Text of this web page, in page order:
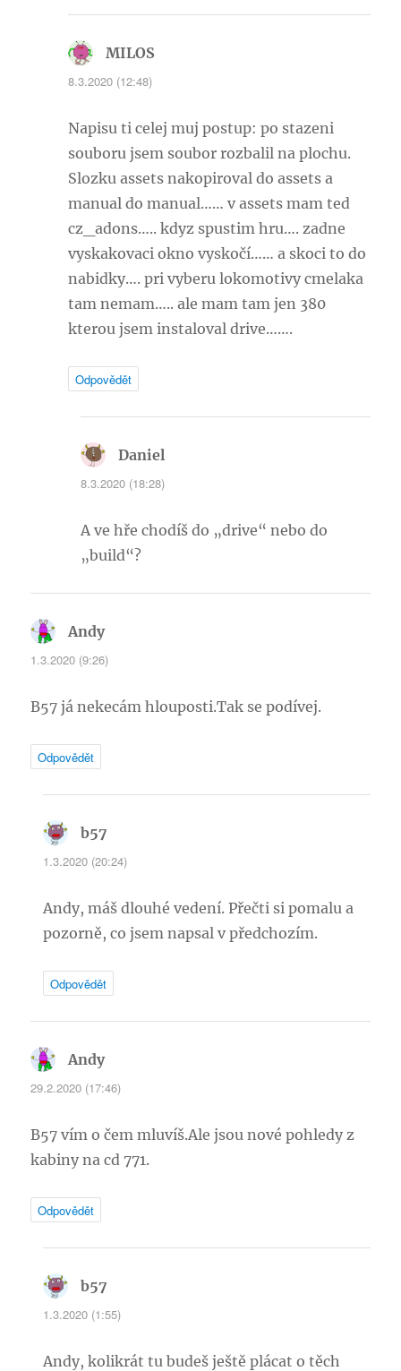
MILOS
8.3.2020 (12:48)
Napisu ti celej muj postup: po stazeni
souboru jsem soubor rozbalil na plochu.
Slozku assets nakopiroval do assets a
manual do manual…… v assets mam ted
cz_adons….. kdyz spustim hru…. zadne
vyskakovaci okno vyskočí…… a skoci to do
nabidky…. pri vyberu lokomotivy cmelaka
tam nemam….. ale mam tam jen 380
kterou jsem instaloval drive…….
Odpovědět
Daniel
8.3.2020 (18:28)
A ve hře chodíš do „drive“ nebo do
„build“?
Andynapsal:
1.3.2020 (9:26)
B57 já nekecám hlouposti.Tak se podívej.
Odpovědět
b57
1.3.2020 (20:24)
Andy, máš dlouhé vedení. Přečti si pomalu a
pozorně, co jsem napsal v předchozím.
Odpovědět
Andynapsal:
29.2.2020 (17:46)
B57 vím o čem mluvíš.Ale jsou nové pohledy z
kabiny na cd 771.
Odpovědět
b57
1.3.2020 (1:55)
Andy, kolikrát tu budeš ještě plácat o těch